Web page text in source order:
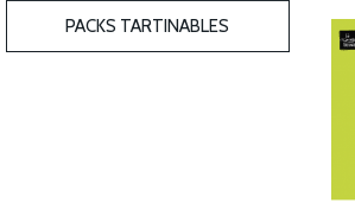
PACKS TARTINABLES